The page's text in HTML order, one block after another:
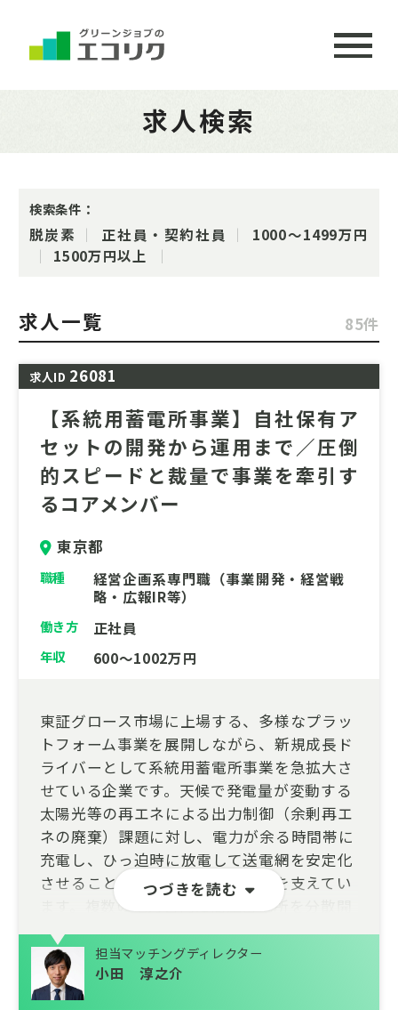
求人検索
検索条件：
脱炭素 正社員・契約社員
1000〜1499万円
1500万円以上
求人一覧 85件
求人ID 26081
【系統用蓄電所事業】自社保有ア
セットの開発から運用まで／圧倒
的スピードと裁量で事業を牽引す
るコアメンバー
東京都
職種
経営企画系専門職（事業開発・経営戦
略・広報IR等）
働き方 正社員
年収 600～1002万円
つづきを読む
東証グロース市場に上場する、多様なプラッ
トフォーム事業を展開しながら、新規成長ド
ライバーとして系統用蓄電所事業を急拡大さ
せている企業です。天候で発電量が変動する
太陽光等の再エネによる出力制御（余剰再エ
ネの廃棄）課題に対し、電力が余る時間帯に
充電し、ひっ迫時に放電して送電網を安定化
させることで再エネの主力電源化を支えてい
ます。複数の電力管内に高圧蓄電所を分散開
発し、複数の運用パートナーのAI技術や取引
精度を実地で比較検証しながら、自社運用の
内製化と脱炭素の社会実装を推進していま
す。
担当マッチングディレクター
小田 淳之介